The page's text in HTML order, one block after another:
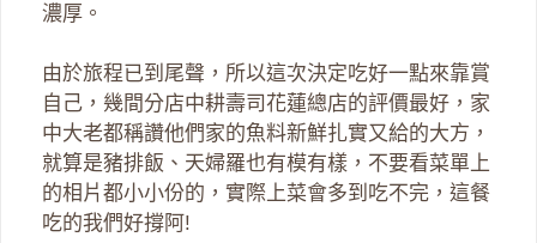
濃厚。
由於旅程已到尾聲，所以這次決定吃好一點來靠賞
自己，幾間分店中耕壽司花蓮總店的評價最好，家
中大老都稱讚他們家的魚料新鮮扎實又給的大方，
就算是豬排飯、天婦羅也有模有樣，不要看菜單上
的相片都小小份的，實際上菜會多到吃不完，這餐
吃的我們好撐阿!